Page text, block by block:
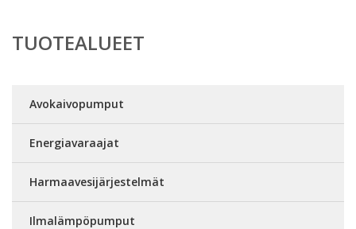
TUOTEALUEET
Avokaivopumput
Energiavaraajat
Harmaavesijärjestelmät
Ilmalämpöpumput